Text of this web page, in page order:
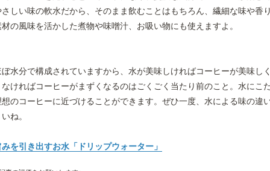
しい味の軟水だから、そのまま飲むことはもちろん、繊細な味や香
の風味を活かした煮物や味噌汁、お吸い物にも使えますよ。
水分で構成されていますから、水が美味しければコーヒーが美味し
ければコーヒーがまずくなるのはごくごく当たり前のこと。水にこ
のコーヒーに近づけることができます。ぜひ一度、水による味の違
ね。
を引き出すお水「ドリップウォーター」